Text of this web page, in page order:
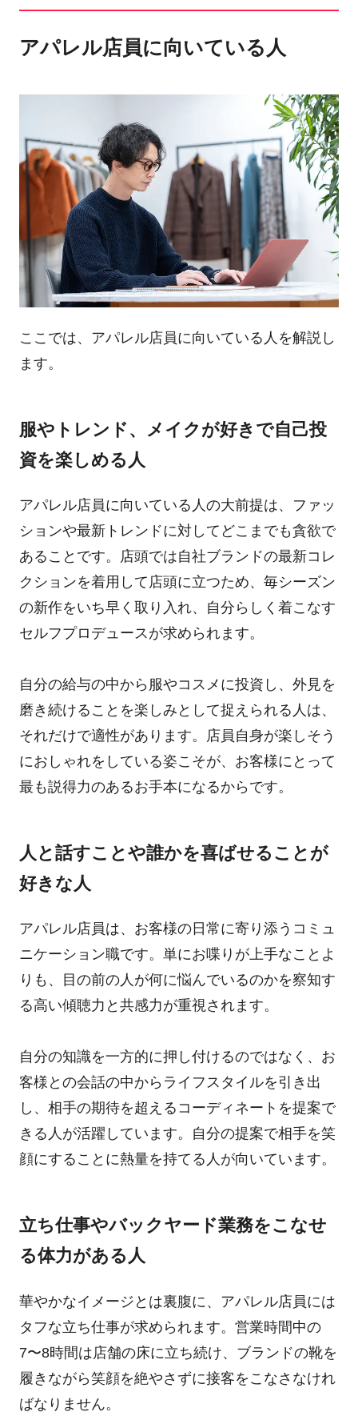
アパレル店員に向いている人
ここでは、アパレル店員に向いている人を解説し
ます。
服やトレンド、メイクが好きで自己投
資を楽しめる人
アパレル店員に向いている人の大前提は、ファッ
ションや最新トレンドに対してどこまでも貪欲で
あることです。店頭では自社ブランドの最新コレ
クションを着用して店頭に立つため、毎シーズン
の新作をいち早く取り入れ、自分らしく着こなす
セルフプロデュースが求められます。
自分の給与の中から服やコスメに投資し、外見を
磨き続けることを楽しみとして捉えられる人は、
それだけで適性があります。店員自身が楽しそう
におしゃれをしている姿こそが、お客様にとって
最も説得力のあるお手本になるからです。
人と話すことや誰かを喜ばせることが
好きな人
アパレル店員は、お客様の日常に寄り添うコミュ
ニケーション職です。単にお喋りが上手なことよ
りも、目の前の人が何に悩んでいるのかを察知す
る高い傾聴力と共感力が重視されます。
自分の知識を一方的に押し付けるのではなく、お
客様との会話の中からライフスタイルを引き出
し、相手の期待を超えるコーディネートを提案で
きる人が活躍しています。自分の提案で相手を笑
顔にすることに熱量を持てる人が向いています。
立ち仕事やバックヤード業務をこなせ
る体力がある人
華やかなイメージとは裏腹に、アパレル店員には
タフな立ち仕事が求められます。営業時間中の
7〜8時間は店舗の床に立ち続け、ブランドの靴を
履きながら笑顔を絶やさずに接客をこなさなけれ
ばなりません。